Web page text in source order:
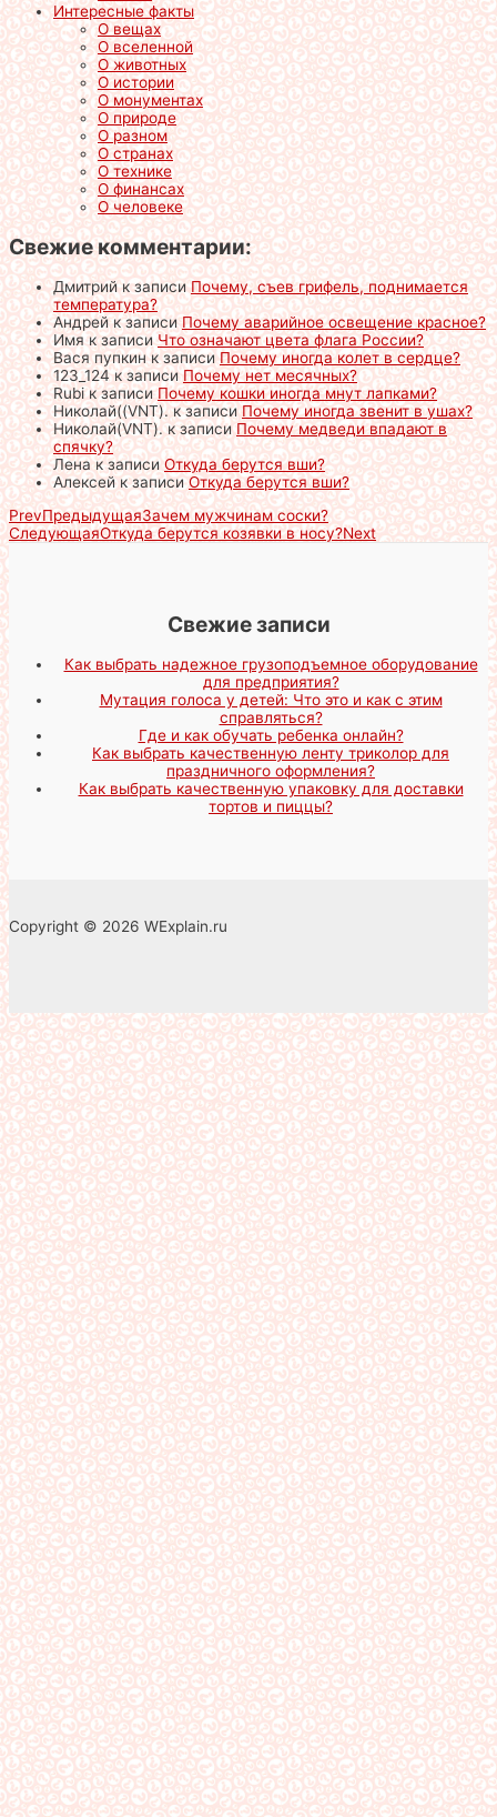
Интересные факты
О вещах
О вселенной
О животных
О истории
О монументах
О природе
О разном
О странах
О технике
О финансах
О человеке
Свежие комментарии:
Дмитрийк записиПочему, съев грифель, поднимается
температура?
Андрейк записиПочему аварийное освещение красное?
Имяк записиЧто означают цвета флага России?
Вася пупкинк записиПочему иногда колет в сердце?
123_124к записиПочему нет месячных?
Rubiк записиПочему кошки иногда мнут лапками?
Николай((VNT).к записиПочему иногда звенит в ушах?
Николай(VNT).к записиПочему медведи впадают в
спячку?
Ленак записиОткуда берутся вши?
Алексейк записиОткуда берутся вши?
PrevПредыдущаяЗачем мужчинам соски?
СледующаяОткуда берутся козявки в носу?Next
Свежие записи
Как выбрать надежное грузоподъемное оборудование
для предприятия?
Мутация голоса у детей: Что это и как с этим
справляться?
Где и как обучать ребенка онлайн?
Как выбрать качественную ленту триколор для
праздничного оформления?
Как выбрать качественную упаковку для доставки
тортов и пиццы?
Copyright © 2026 WExplain.ru